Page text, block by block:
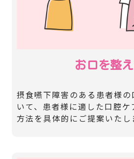
お口を整
摂食嚥下障害のある患者様
いて、患者様に適した口腔
方法を具体的にご提案いたし